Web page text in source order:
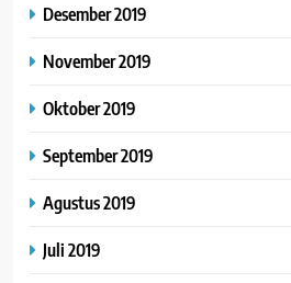
Desember 2019
November 2019
Oktober 2019
September 2019
Agustus 2019
Juli 2019